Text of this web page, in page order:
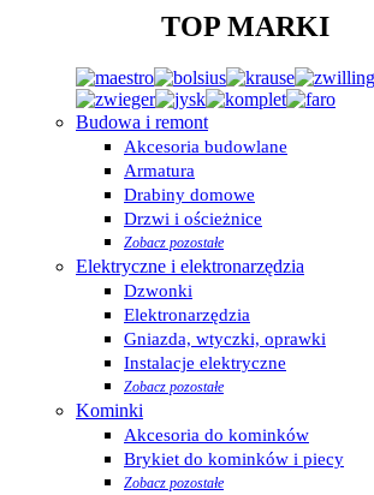
TOP MARKI
Budowa i remont
Akcesoria budowlane
Armatura
Drabiny domowe
Drzwi i ościeżnice
Zobacz pozostałe
Elektryczne i elektronarzędzia
Dzwonki
Elektronarzędzia
Gniazda, wtyczki, oprawki
Instalacje elektryczne
Zobacz pozostałe
Kominki
Akcesoria do kominków
Brykiet do kominków i piecy
Zobacz pozostałe